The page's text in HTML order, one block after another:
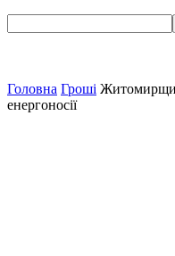
Головна Гроші
енергоносії